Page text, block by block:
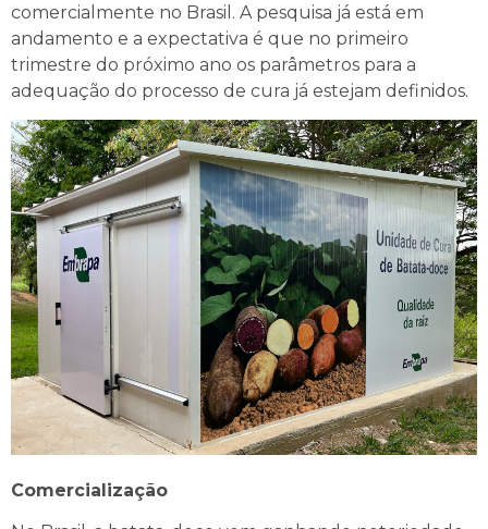
comercialmente no Brasil. A pesquisa já está em
andamento e a expectativa é que no primeiro
trimestre do próximo ano os parâmetros para a
adequação do processo de cura já estejam definidos.
Comercialização